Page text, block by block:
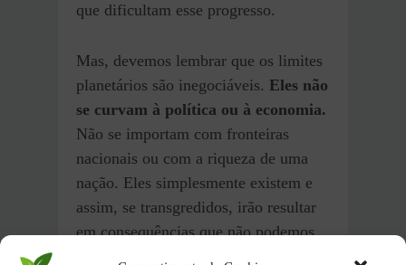
que dificultam esse progresso.
Mas, devemos lembrar que os limites
planetários são inegociáveis. Eles não
se curvam à política ou à economia.
Não se importam com fronteiras
nacionais ou com a riqueza de uma
nação. Eles simplesmente existem e
assim, se transgredidos, irão resultar
em consequências que não podemos